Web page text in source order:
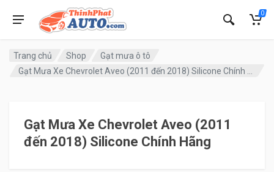
0
Trang chủ Shop
Gạt mưa ô tô
Gạt Mưa Xe Chevrolet Aveo (2011
đến 2018) Silicone Chính Hãng